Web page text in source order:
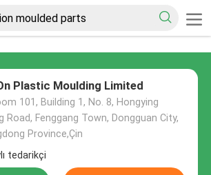
Plastic Moulding Limited
101, Building 1, No. 8, Hongying
Road, Fenggang Town, Dongguan City,
Province,Çin
tedarikçi